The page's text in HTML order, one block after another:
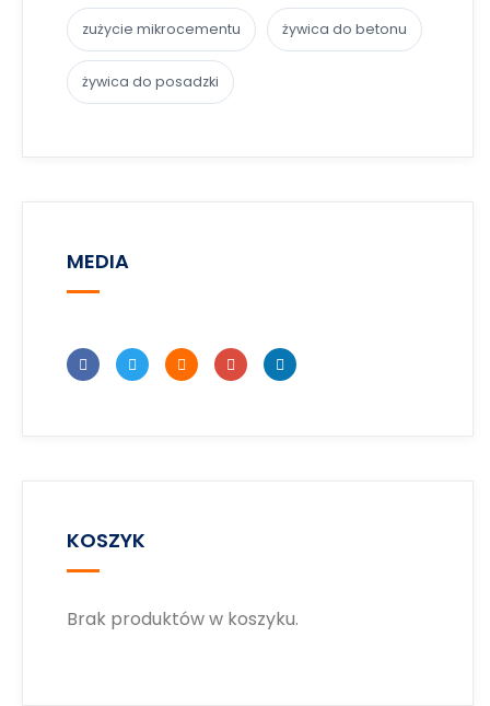
zużycie mikrocementu żywica do betonu
żywica do posadzki
MEDIA
KOSZYK
Brak produktów w koszyku.